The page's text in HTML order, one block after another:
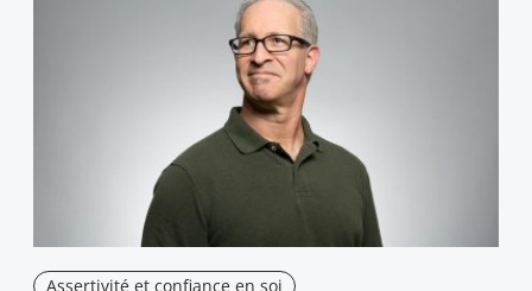
Assertivité et confiance en soi